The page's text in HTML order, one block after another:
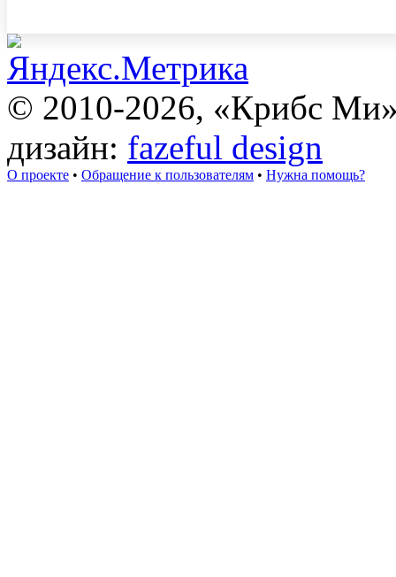
© 2010-2026, «Крибс
дизайн: fazeful design
О проекте • Обращение к пользователям • Нужна помощь?